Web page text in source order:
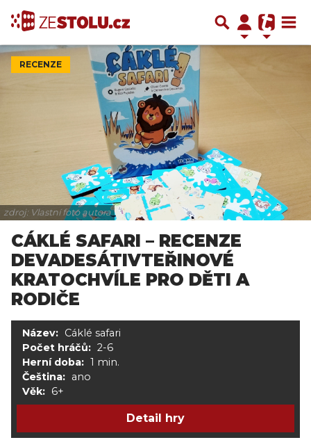
RECENZE
zdroj: Vlastní foto autora
CÁKLÉ SAFARI – RECENZE
DEVADESÁTIVTEŘINOVÉ
KRATOCHVÍLE PRO DĚTI A
RODIČE
Název: Cáklé safari
Počet hráčů: 2-6
Herní doba: 1 min.
Čeština: ano
Věk: 6+
Detail hry